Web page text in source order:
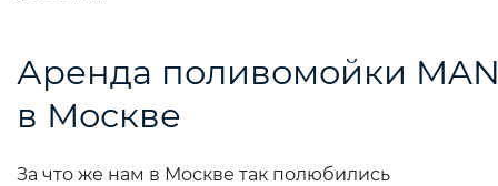
Аренда поливомойки
в Москве
За что же нам в Москве так полюбились